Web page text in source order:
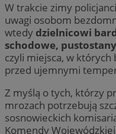
W trakcie zimy
uwagi osobom
wtedy dzielnicowi
schodowe,
czyli miejsca, w
przed ujemnymi
Z myślą o tych, którzy
mrozach potrzebują
sosnowieckich
Komendy